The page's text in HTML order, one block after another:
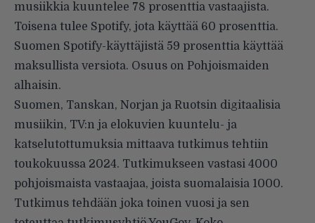
musiikkia kuuntelee 78 prosenttia vastaajista.
Toisena tulee Spotify, jota käyttää 60 prosenttia.
Suomen Spotify-käyttäjistä 59 prosenttia käyttää
maksullista versiota. Osuus on Pohjoismaiden
alhaisin.
Suomen, Tanskan, Norjan ja Ruotsin digitaalisia
musiikin, TV:n ja elokuvien kuuntelu- ja
katselutottumuksia mittaava tutkimus tehtiin
toukokuussa 2024. Tutkimukseen vastasi 4000
pohjoismaista vastaajaa, joista suomalaisia 1000.
Tutkimus tehdään joka toinen vuosi ja sen